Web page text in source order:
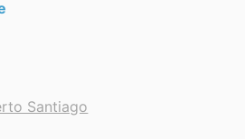
Santiago